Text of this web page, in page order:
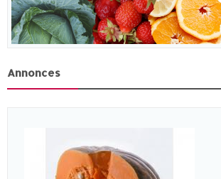
Annonces